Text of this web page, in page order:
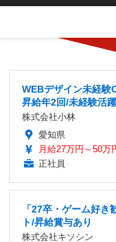
WEBデザイン未経験
昇給年2回/未経験活躍
株式会社小林
愛知県
月給27万円～50万
正社員
「27卒・ゲーム好
ト/昇給賞与あり
株式会社キソシン